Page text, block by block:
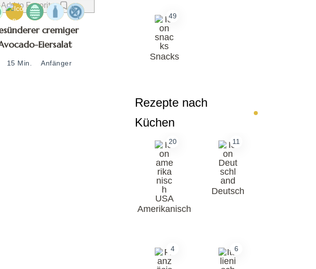
Add to Favorites
cremiger
Eiersalat
15 Min. Anfänger
49
Snacks
Rezepte nach
Küchen
20
Amerikanisch
11
Deutsch
4 6